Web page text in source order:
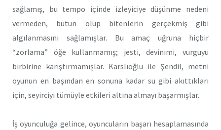
sağlamış, bu tempo içinde izleyiciye düşünme nedeni
vermeden, bütün olup bitenlerin gerçekmiş gibi
algılanmasını sağlamışlar. Bu amaç uğruna hiçbir
“zorlama” öğe kullanmamış; jesti, devinimi, vurguyu
birbirine karıştırmamışlar. Karslıoğlu ile Şendil, metni
oyunun en başından en sonuna kadar su gibi akıttıkları
için, seyirciyi tümüyle etkileri altına almayı başarmışlar.
İş oyunculuğa gelince, oyuncuların başarı hesaplamasında